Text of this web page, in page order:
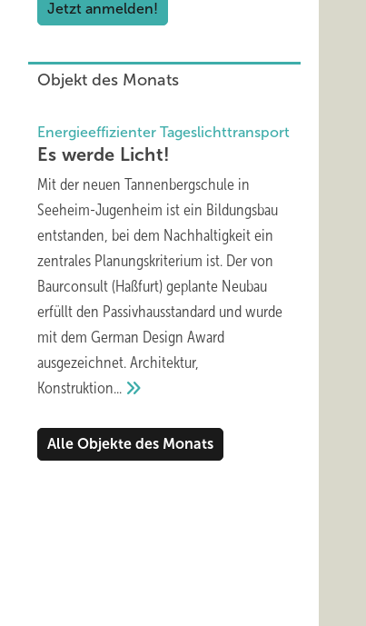
Jetzt anmelden!
Objekt des Monats
Energieeffizienter Tageslichttransport
Es werde Licht!
Mit der neuen Tannenbergschule in
Seeheim-Jugenheim ist ein Bildungsbau
entstanden, bei dem Nachhaltigkeit ein
zentrales Planungskriterium ist. Der von
Baurconsult (Haßfurt) geplante Neubau
erfüllt den Passivhausstandard und wurde
mit dem German Design Award
ausgezeichnet. Architektur,
Konstruktion...
Alle Objekte des Monats